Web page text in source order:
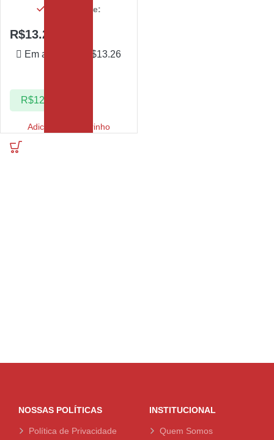
Em estoque:
R$13.26
Em até 1x de R$13.26
R$12.60
Adicionar ao carrinho
NOSSAS POLÍTICAS
Política de Privacidade
INSTITUCIONAL
Quem Somos